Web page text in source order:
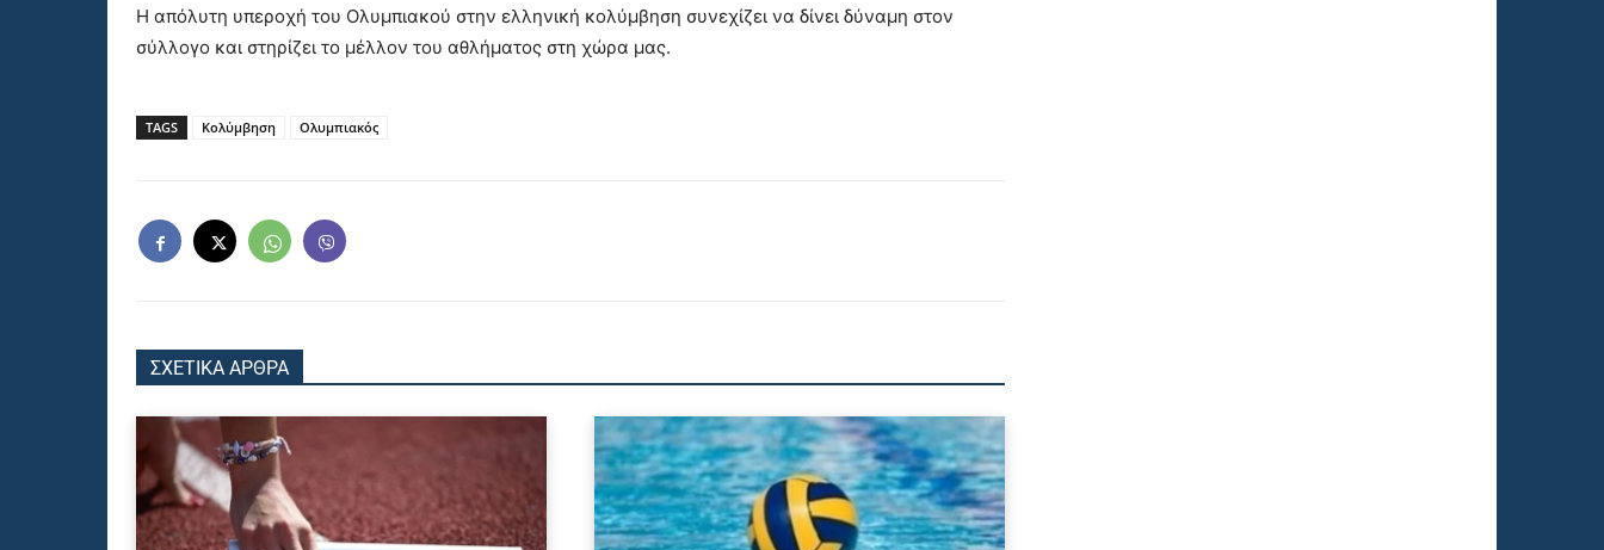
Η απόλυτη υπεροχή του Ολυμπιακού στην ελληνική κολύμβηση συνεχίζει να δίνει δύναμη στον
σύλλογο και στηρίζει το μέλλον του αθλήματος στη χώρα μας.
TAGS Κολύμβηση Ολυμπιακός
ΣΧΕΤΙΚΑ ΑΡΘΡΑ